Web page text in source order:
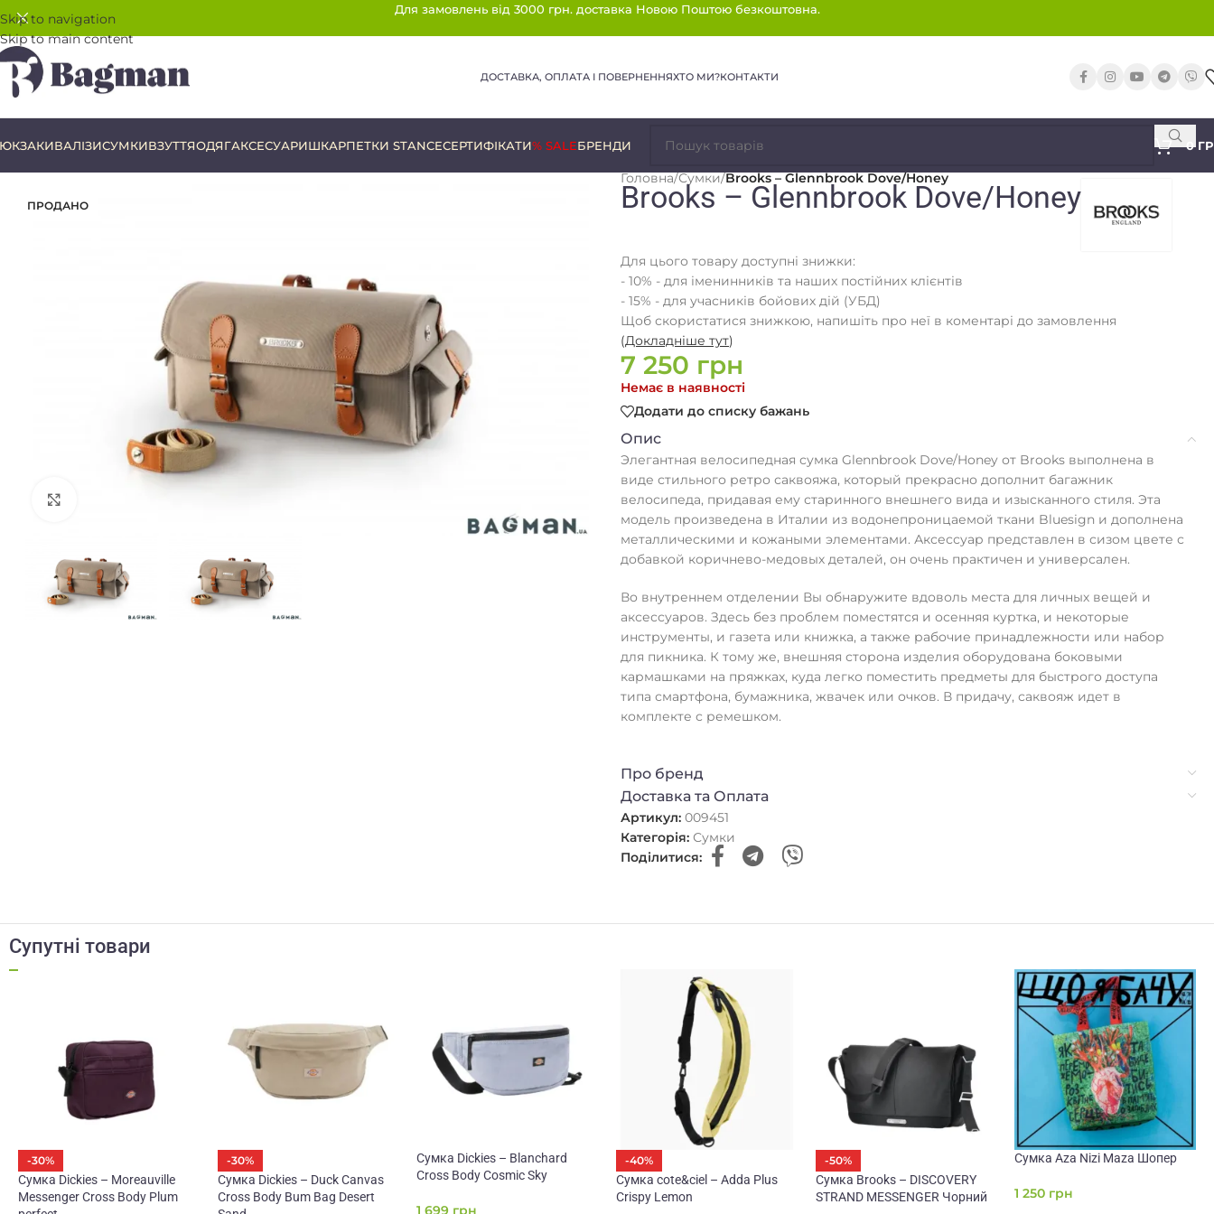
Skip to navigation
Skip to main content
Для замовлень від 3000 грн. доставка Новою Поштою безкоштовна.
ДОСТАВКА, ОПЛАТА І ПОВЕРНЕННЯХТО МИ?КОНТАКТИ
ВАЛІЗИСУМКИВЗУТТЯОДЯГАКСЕСУАРИШКАРПЕТКИ STANCEСЕРТИФІКАТИ% SALEБРЕНДИ 0
ПРОДАНО
Головна/Сумки/Brooks – Glennbrook Dove/Honey
Brooks – Glennbrook Dove/Honey
Для цього товару доступні знижки:
- 10% - для іменинників та наших постійних клієнтів
- 15% - для учасників бойових дій (УБД)
Щоб скористатися знижкою, напишіть про неї в коментарі до замовлення
(Докладніше тут)
7 250 грн
Немає в наявності
Додати до списку бажань
Опис
Элегантная велосипедная сумка Glennbrook Dove/Honey от Brooks выполнена в
виде стильного ретро саквояжа, который прекрасно дополнит багажник
велосипеда, придавая ему старинного внешнего вида и изысканного стиля. Эта
модель произведена в Италии из водонепроницаемой ткани Bluesign и дополнена
металлическими и кожаными элементами. Аксессуар представлен в сизом цвете с
добавкой коричнево-медовых деталей, он очень практичен и универсален.
Во внутреннем отделении Вы обнаружите вдоволь места для личных вещей и
аксессуаров. Здесь без проблем поместятся и осенняя куртка, и некоторые
инструменты, и газета или книжка, а также рабочие принадлежности или набор
для пикника. К тому же, внешняя сторона изделия оборудована боковыми
кармашками на пряжках, куда легко поместить предметы для быстрого доступа
типа смартфона, бумажника, жвачек или очков. В придачу, саквояж идет в
комплекте с ремешком.
Про бренд
Доставка та Оплата
Артикул: 009451
Категорія: Сумки
Поділитися:
Супутні товари
-30%
Сумка Dickies – Moreauville
Messenger Cross Body Plum
-30%
Сумка Dickies – Duck Canvas
Cross Body Bum Bag Desert
Сумка Dickies – Blanchard
Cross Body Cosmic Sky
-40%
Сумка cote&ciel – Adda Plus
Crispy Lemon
-50%
Сумка Brooks – DISCOVERY
STRAND MESSENGER Чорний
Сумка Aza Nizi Maza Шопер
1 250 грн